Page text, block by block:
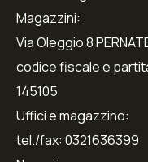
Magazzini:
Via Oleggio 8
codice fiscale e partita
145105
Uffici e magazzino:
tel./fax: 0321636399